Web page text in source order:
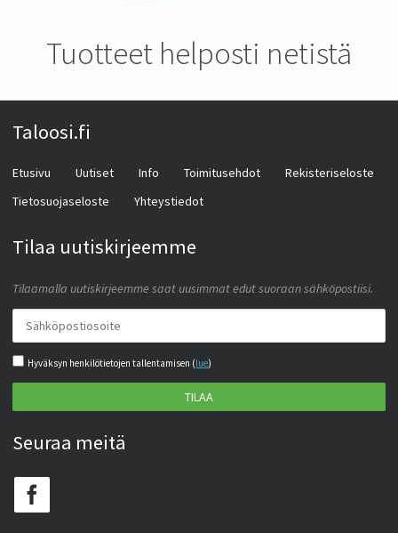
Tuotteet helposti netistä
Taloosi.fi
Etusivu Uutiset Info Toimitusehdot
Rekisteriseloste
Tietosuojaseloste
Yhteystiedot
Tilaa uutiskirjeemme
Tilaamalla uutiskirjeemme saat uusimmat edut suoraan sähköpostiisi.
Hyväksyn henkilötietojen tallentamisen (lue)
TILAA
Seuraa meitä